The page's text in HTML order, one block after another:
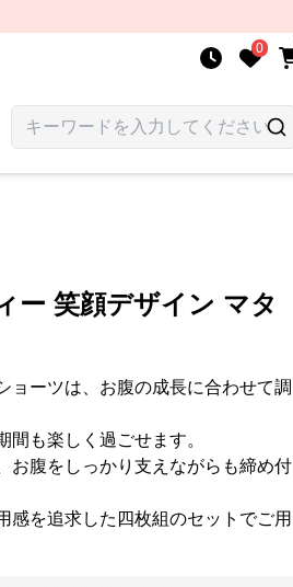
0
ー 笑顔デザイン マタ
ョーツは、お腹の成長に合わせて調
も楽しく過ごせます。
お腹をしっかり支えながらも締め付
感を追求した四枚組のセットでご用